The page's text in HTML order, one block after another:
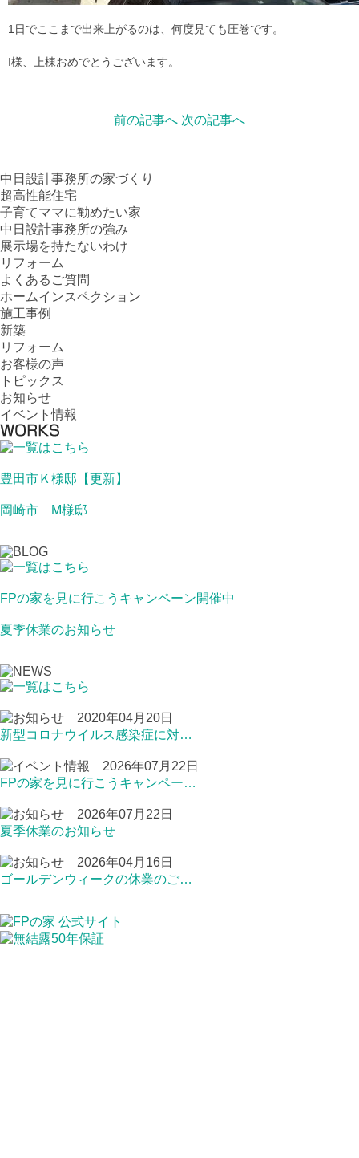
1日でここまで出来上がるのは、何度見ても圧巻です。
I様、上棟おめでとうございます。
前の記事へ 次の記事へ
中日設計事務所の家づくり
超高性能住宅
子育てママに勧めたい家
中日設計事務所の強み
展示場を持たないわけ
リフォーム
よくあるご質問
ホームインスペクション
施工事例
新築
リフォーム
お客様の声
トピックス
お知らせ
イベント情報
豊田市Ｋ様邸【更新】
岡崎市 M様邸
FPの家を見に行こうキャンペーン開催中
夏季休業のお知らせ
2020年04月20日
新型コロナウイルス感染症に対…
2026年07月22日
FPの家を見に行こうキャンペー…
2026年07月22日
夏季休業のお知らせ
2026年04月16日
ゴールデンウィークの休業のご…